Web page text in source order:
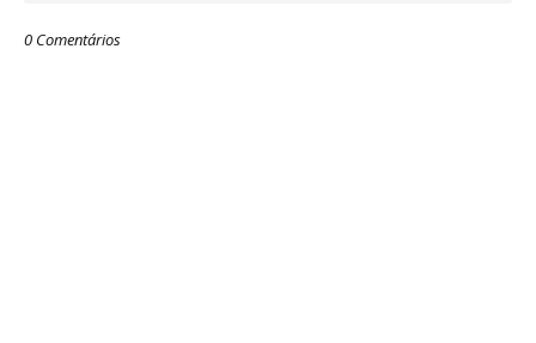
0 Comentários